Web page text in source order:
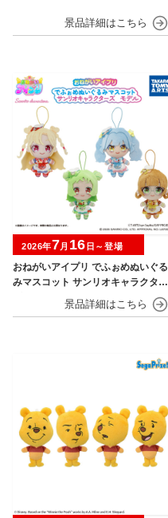
おねがいアイプリ でふぉめぬいぐる
みマスコット サンリオキャラクター
2026年7月 16 日～登場